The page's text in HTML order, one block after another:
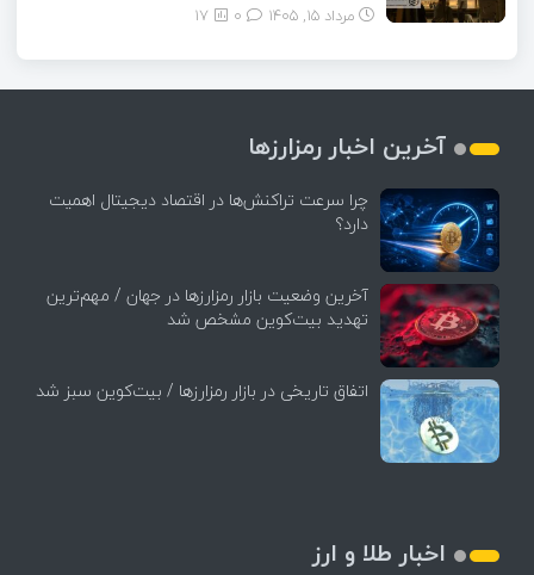
مرداد ۱۵, ۱۴۰۵ 17
آخرین اخبار رمزارزها
چرا سرعت تراکنش‌ها در اقتصاد دیجیتال اهمیت
دارد؟
آخرین وضعیت بازار رمزارزها در جهان / مهم‌ترین
تهدید بیت‌کوین مشخص شد
اتفاق تاریخی در بازار رمزارزها / بیت‌کوین سبز شد
اخبار طلا و ارز